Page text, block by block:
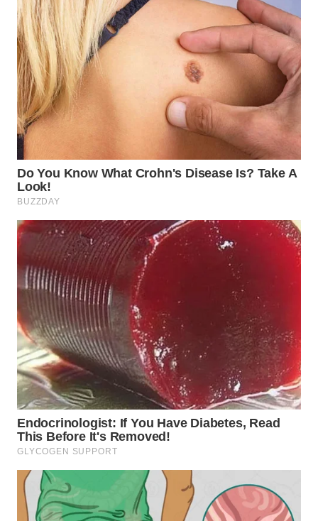
WN
KARO
WN
SIMALUNGUN
WN
LABUHANBATU
WN
TAPANULI
TENGAH
WN DELI
SERDANG
WN
TEBING
TINGGI
WN
PAKPAK
WN
KARAWANG
BEKASI
WN